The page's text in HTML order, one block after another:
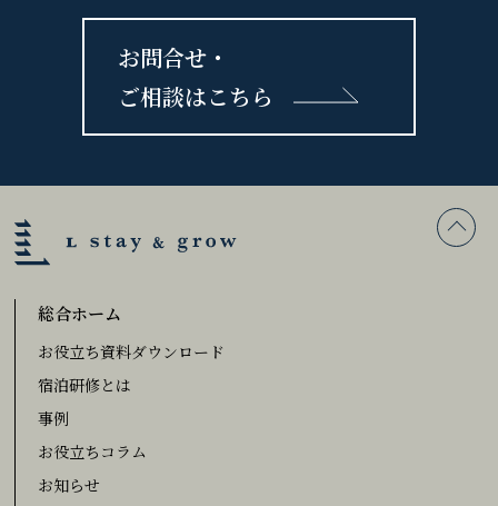
お問合せ・
ご相談はこちら
総合ホーム
お役立ち資料ダウンロード
宿泊研修とは
事例
お役立ちコラム
お知らせ